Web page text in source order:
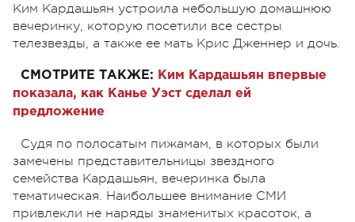
Ким Кардашьян устроила небольшую домашнюю
вечеринку, которую посетили все сестры
телезвезды, а также ее мать Крис Дженнер и дочь.
СМОТРИТЕ ТАКЖЕ: Ким Кардашьян впервые
показала, как Канье Уэст сделал ей
предложение
Судя по полосатым пижамам, в которых были
замечены представительницы звездного
семейства Кардашьян, вечеринка была
тематическая. Наибольшее внимание СМИ
привлекли не наряды знаменитых красоток, а